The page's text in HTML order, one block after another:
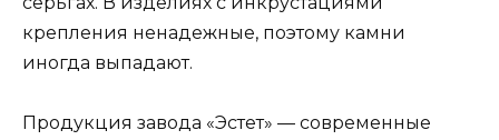
крепления ненадежные, поэтому камни
иногда выпадают.
Продукция завода «Эстет» — современные